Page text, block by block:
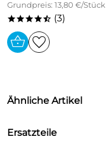
Grundpreis: 13,80 €/Stück
****/ (3)
Ähnliche Artikel
Ersatzteile